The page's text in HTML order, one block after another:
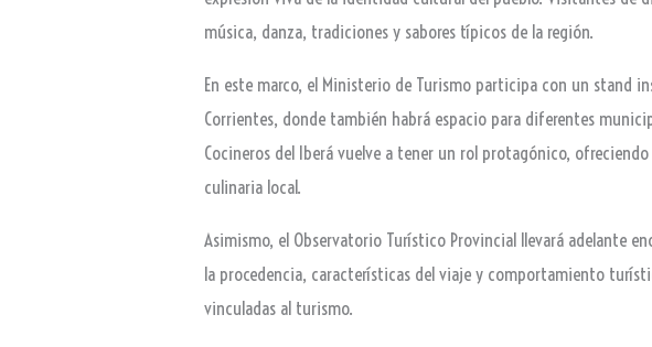
música, danza, tradiciones y sabores típicos de la región.
En este marco, el Ministerio de Turismo participa con un stand
Corrientes, donde también habrá espacio para diferentes
Cocineros del Iberá vuelve a tener un rol protagónico,
culinaria local.
Asimismo, el Observatorio Turístico Provincial llevará adelante
la procedencia, características del viaje y comportamiento
vinculadas al turismo.